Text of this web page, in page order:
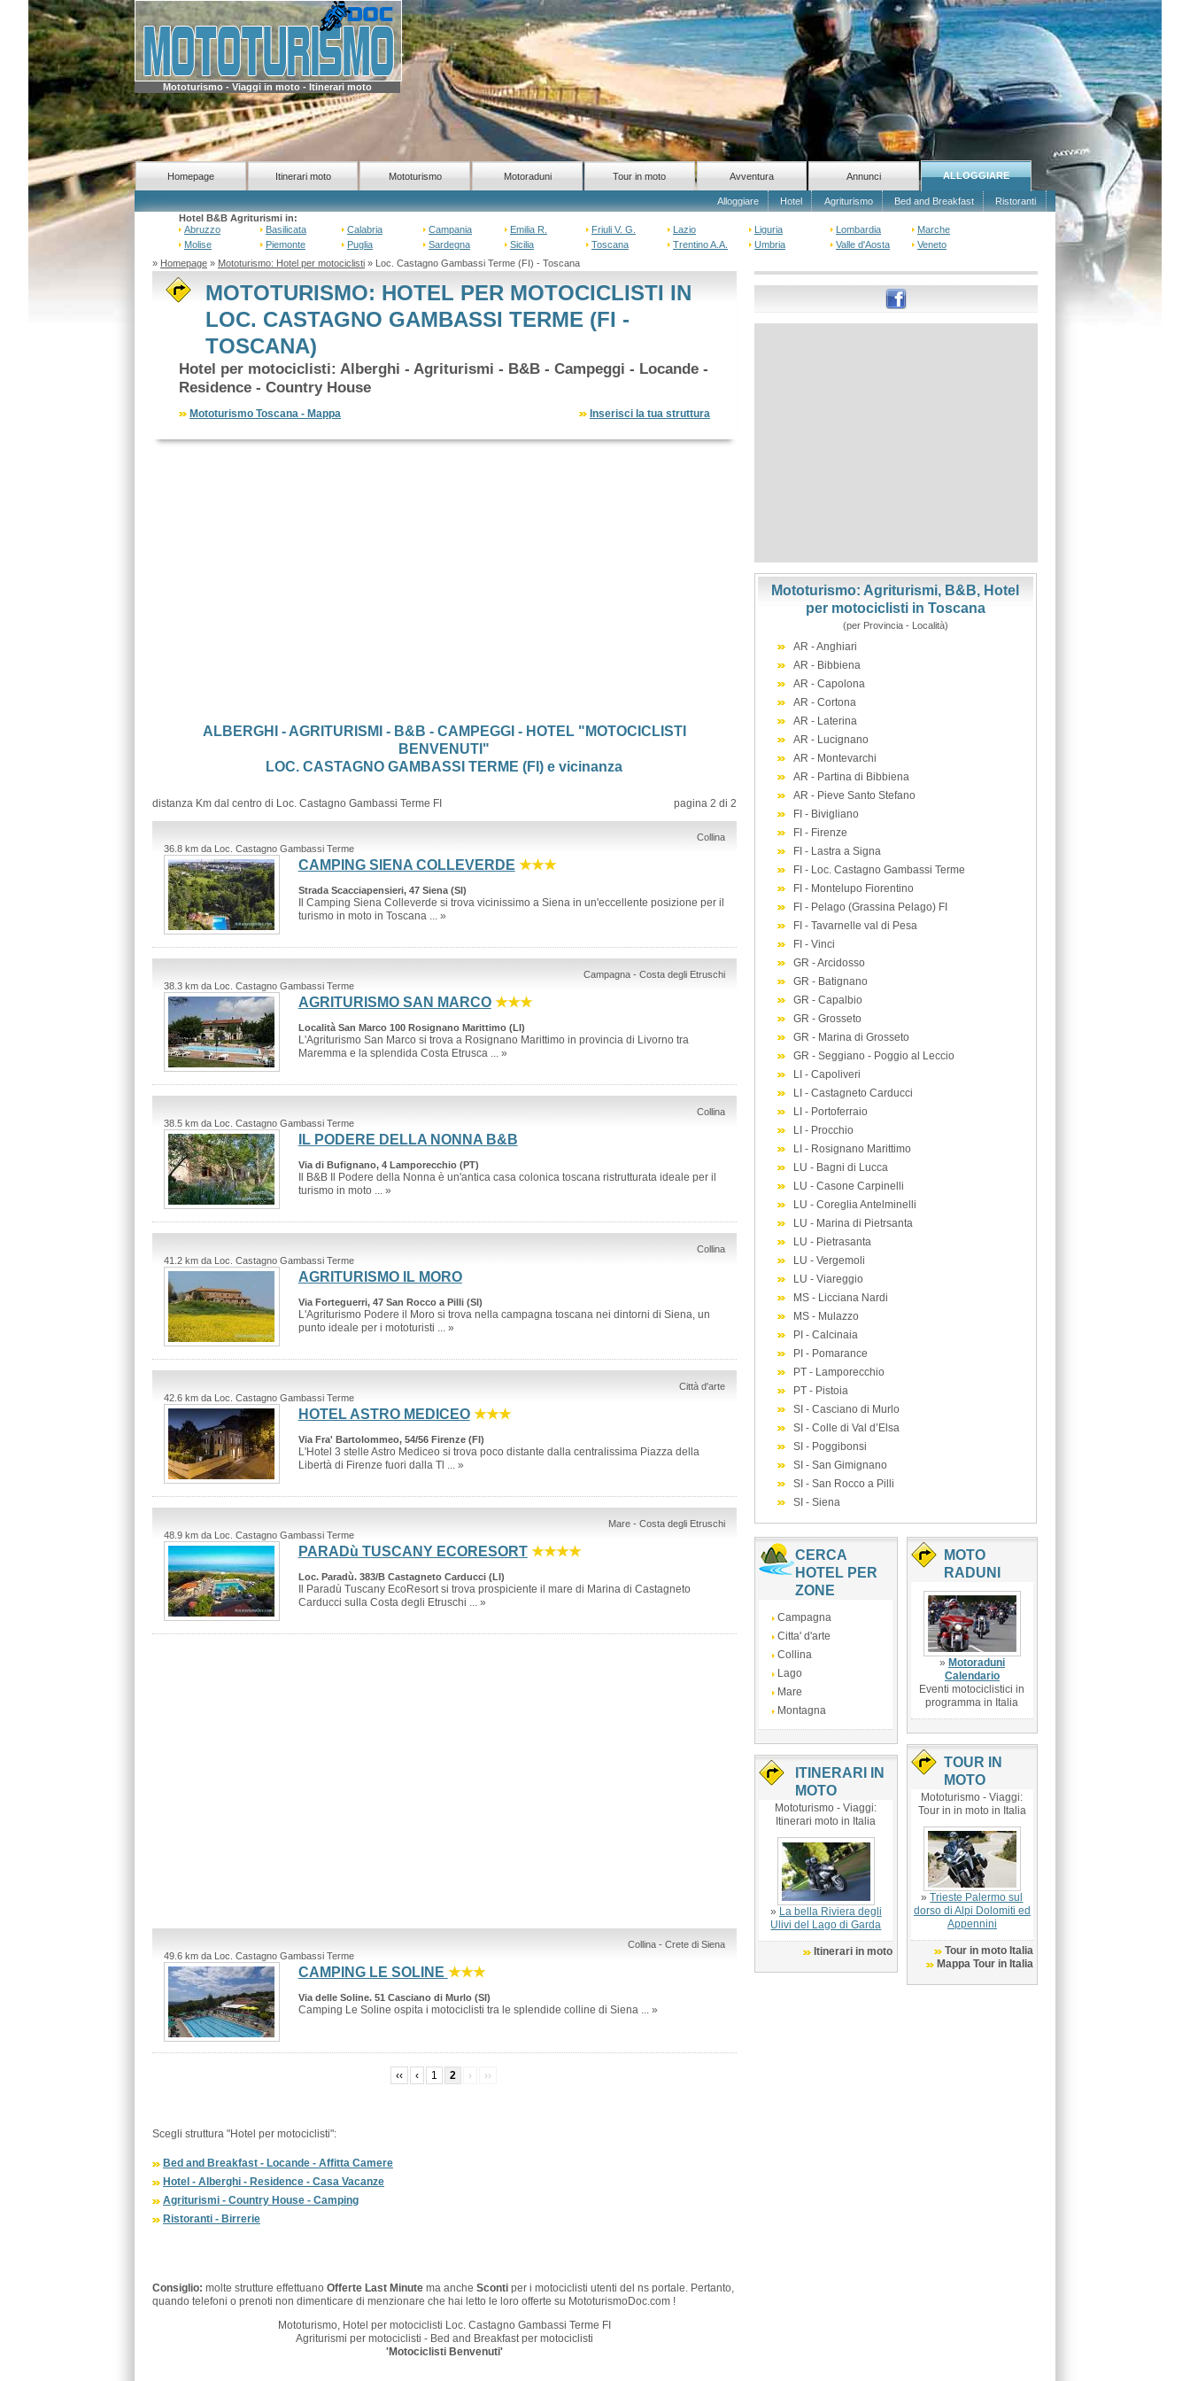
Mototurismo - Viaggi in moto - Itinerari moto
Homepage Itinerari moto Mototurismo Motoraduni Tour in moto Avventura Annunci ALLOGGIARE
Alloggiare Hotel Agriturismo Bed and Breakfast
Ristoranti
Hotel B&B Agriturismi in:
Abruzzo
Basilicata Calabria Campania Emilia R. Friuli V. G. Lazio Liguria Lombardia
Marche
Molise
Piemonte Puglia Sardegna Sicilia Toscana Trentino A.A. Umbria Valle d'Aosta
Veneto
» Homepage» Mototurismo: Hotel per motociclisti» Loc. Castagno Gambassi Terme (FI) - Toscana
MOTOTURISMO: HOTEL PER MOTOCICLISTI IN
LOC. CASTAGNO GAMBASSI TERME (FI -
TOSCANA)
Hotel per motociclisti: Alberghi - Agriturismi - B&B - Campeggi - Locande -
Residence - Country House
Mototurismo Toscana - Mappa Inserisci la tua struttura
ALBERGHI - AGRITURISMI - B&B - CAMPEGGI - HOTEL "MOTOCICLISTI
BENVENUTI"
LOC. CASTAGNO GAMBASSI TERME (FI) e vicinanza
distanza Km dal centro di Loc. Castagno Gambassi Terme FI pagina 2 di 2
Collina
36.8 km da Loc. Castagno Gambassi Terme
CAMPING SIENA COLLEVERDE ★★★
Strada Scacciapensieri, 47 Siena (SI)
Il Camping Siena Colleverde si trova vicinissimo a Siena in un'eccellente posizione per il
turismo in moto in Toscana ... »
Campagna - Costa degli Etruschi
38.3 km da Loc. Castagno Gambassi Terme
AGRITURISMO SAN MARCO ★★★
Località San Marco 100 Rosignano Marittimo (LI)
L'Agriturismo San Marco si trova a Rosignano Marittimo in provincia di Livorno tra
Maremma e la splendida Costa Etrusca ... »
Collina
38.5 km da Loc. Castagno Gambassi Terme
IL PODERE DELLA NONNA B&B
Via di Bufignano, 4 Lamporecchio (PT)
Il B&B Il Podere della Nonna è un'antica casa colonica toscana ristrutturata ideale per il
turismo in moto ... »
Collina
41.2 km da Loc. Castagno Gambassi Terme
AGRITURISMO IL MORO
Via Forteguerri, 47 San Rocco a Pilli (SI)
L'Agriturismo Podere il Moro si trova nella campagna toscana nei dintorni di Siena, un
punto ideale per i mototuristi ... »
Città d'arte
42.6 km da Loc. Castagno Gambassi Terme
HOTEL ASTRO MEDICEO ★★★
Via Fra' Bartolommeo, 54/56 Firenze (FI)
L'Hotel 3 stelle Astro Mediceo si trova poco distante dalla centralissima Piazza della
Libertà di Firenze fuori dalla Tl ... »
Mare - Costa degli Etruschi
48.9 km da Loc. Castagno Gambassi Terme
PARADù TUSCANY ECORESORT ★★★★
Loc. Paradù. 383/B Castagneto Carducci (LI)
Il Paradù Tuscany EcoResort si trova prospiciente il mare di Marina di Castagneto
Carducci sulla Costa degli Etruschi ... »
Collina - Crete di Siena
49.6 km da Loc. Castagno Gambassi Terme
CAMPING LE SOLINE ★★★
Via delle Soline. 51 Casciano di Murlo (SI)
Camping Le Soline ospita i motociclisti tra le splendide colline di Siena ... »
‹‹ ‹ 1 2 › ››
Scegli struttura "Hotel per motociclisti":
Bed and Breakfast - Locande - Affitta Camere
Hotel - Alberghi - Residence - Casa Vacanze
Agriturismi - Country House - Camping
Ristoranti - Birrerie
Consiglio: molte strutture effettuano Offerte Last Minutema anche Scontiper i motociclisti utenti del ns portale. Pertanto,
quando telefoni o prenoti non dimenticare di menzionare che hai letto le loro offerte su MototurismoDoc.com !
Mototurismo, Hotel per motociclisti Loc. Castagno Gambassi Terme FI
Agriturismi per motociclisti - Bed and Breakfast per motociclisti
'Motociclisti Benvenuti'
Mototurismo: Agriturismi, B&B, Hotel
per motociclisti in Toscana
(per Provincia - Località)
AR - Anghiari
AR - Bibbiena
AR - Capolona
AR - Cortona
AR - Laterina
AR - Lucignano
AR - Montevarchi
AR - Partina di Bibbiena
AR - Pieve Santo Stefano
FI - Bivigliano
FI - Firenze
FI - Lastra a Signa
FI - Loc. Castagno Gambassi Terme
FI - Montelupo Fiorentino
FI - Pelago (Grassina Pelago) FI
FI - Tavarnelle val di Pesa
FI - Vinci
GR - Arcidosso
GR - Batignano
GR - Capalbio
GR - Grosseto
GR - Marina di Grosseto
GR - Seggiano - Poggio al Leccio
LI - Capoliveri
LI - Castagneto Carducci
LI - Portoferraio
LI - Procchio
LI - Rosignano Marittimo
LU - Bagni di Lucca
LU - Casone Carpinelli
LU - Coreglia Antelminelli
LU - Marina di Pietrsanta
LU - Pietrasanta
LU - Vergemoli
LU - Viareggio
MS - Licciana Nardi
MS - Mulazzo
PI - Calcinaia
PI - Pomarance
PT - Lamporecchio
PT - Pistoia
SI - Casciano di Murlo
SI - Colle di Val d’Elsa
SI - Poggibonsi
SI - San Gimignano
SI - San Rocco a Pilli
SI - Siena
CERCA
HOTEL PER
ZONE
Campagna
Citta' d'arte
Collina
Lago
Mare
Montagna
ITINERARI IN
MOTO
Mototurismo - Viaggi:
Itinerari moto in Italia
» La bella Riviera degli
Ulivi del Lago di Garda
Itinerari in moto
MOTO
RADUNI
» Motoraduni
Calendario
Eventi motociclistici in
programma in Italia
TOUR IN
MOTO
Mototurismo - Viaggi:
Tour in in moto in Italia
»Trieste Palermo sul
dorso di Alpi Dolomiti ed
Appennini
Tour in moto Italia
Mappa Tour in Italia